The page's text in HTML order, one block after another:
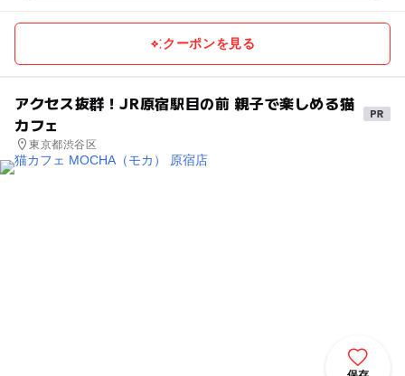
クーポンを見る
アクセス抜群！JR原宿駅目の前 親子で楽しめる猫
カフェ
東京都渋谷区